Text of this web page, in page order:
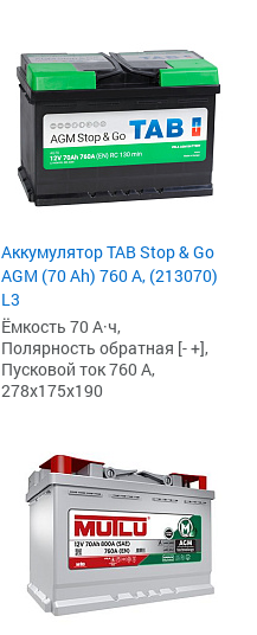
Аккумулятор TAB Stop & Go
AGM (70 Ah) 760 А, (213070)
L3
Ёмкость 70 А·ч,
Полярность обратная [- +],
Пусковой ток 760 А,
278x175x190